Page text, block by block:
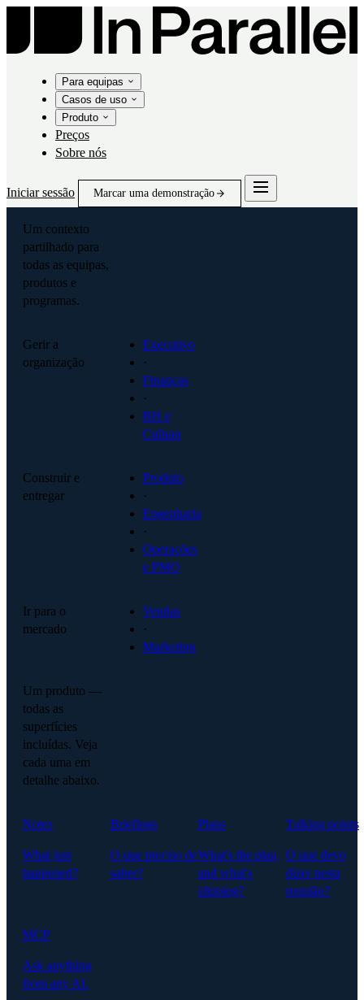
Para equipas
Casos de uso
Produto
Preços
Sobre nós
Iniciar sessão Marcar uma demonstração
Um contexto
partilhado para
todas as equipas,
produtos e
programas.
Gerir a
organização
Executivo
·
Finanças
·
RH e
Cultura
Construir e
entregar
Produto
·
Engenharia
·
Operações
e PMO
Ir para o
mercado
Vendas
·
Marketing
Um produto —
todas as
superfícies
incluídas. Veja
cada uma em
detalhe abaixo.
Notes
What just
happened?
Briefings
O que preciso de
saber?
Plans
What's the plan,
and what's
slipping?
Talking points
O que devo
dizer nesta
reunião?
MCP
Ask anything
from any AI.